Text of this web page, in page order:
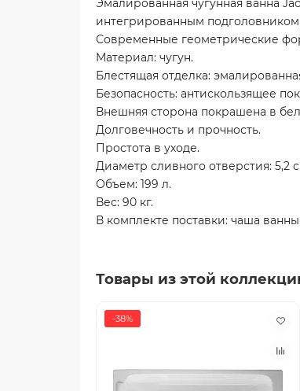
Эмалированная чугунная ванна
интегрированным
Современные геометрические
Материал: чугун.
Блестящая отделка:
Безопасность: антискользящее
Внешняя сторона покрашена в
Долговечность и прочность.
Простота в уходе.
Диаметр сливного отверстия: 5,2
Объем: 199 л.
Вес: 90 кг.
В комплекте поставки: чаша ванны.
Товары из этой
-38%